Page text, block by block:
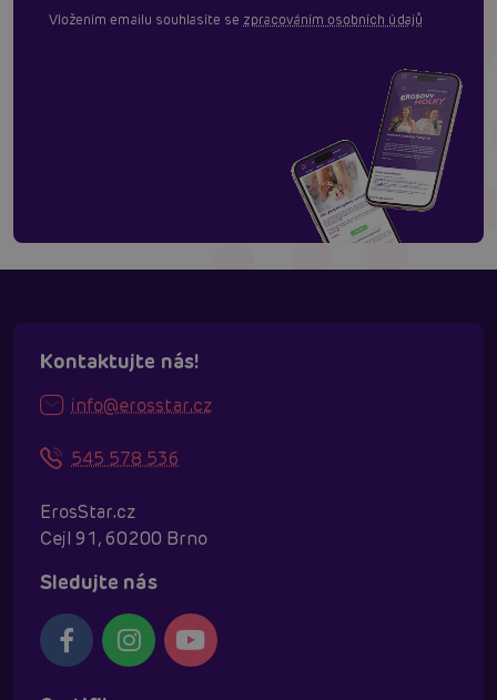
Vložením emailu souhlasíte se zpracováním osobních údajů
Kontaktujte nás!
info@erosstar.cz
545 578 536
ErosStar.cz
Cejl 91, 60200 Brno
Sledujte nás